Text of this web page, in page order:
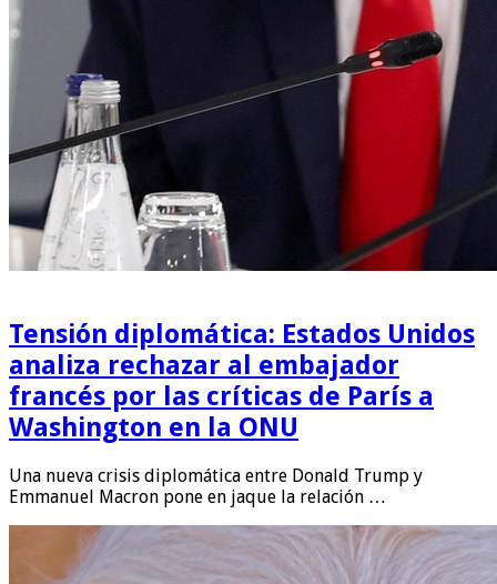
Tensión diplomática: Estados Unidos
analiza rechazar al embajador
francés por las críticas de París a
Washington en la ONU
Una nueva crisis diplomática entre Donald Trump y
Emmanuel Macron pone en jaque la relación …